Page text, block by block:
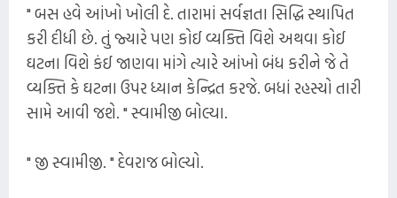
" બસ હવે આંખો ખોલી દે. તારામાં સર્વજ્ઞતા સિદ્ધિ સ્થાપિત
કરી દીધી છે. તું જ્યારે પણ કોઈ વ્યક્તિ વિશે અથવા કોઈ
ઘટના વિશે કંઈ જાણવા માંગે ત્યારે આંખો બંધ કરીને જે તે
વ્યક્તિ કે ઘટના ઉપર ધ્યાન કેન્દ્રિત કરજે. બધાં રહસ્યો તારી
સામે આવી જશે. " સ્વામીજી બોલ્યા.
" જી સ્વામીજી. " દેવરાજ બોલ્યો.